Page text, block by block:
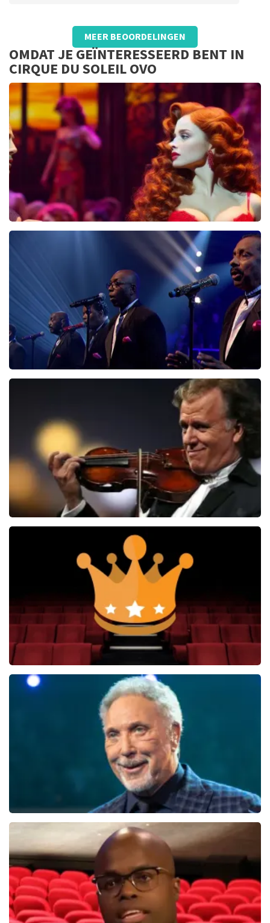
ook ontvangen. U bent gezien de review ook bij de
show geweest. Laat het ons weten via deze email. Met
vriendelijke groeten, Joost Topticketshop
Beoordeling van Anoniem overTopTicketShop
Prima geregeld.
Online verliep alles prima. Jammer dat zij niet zijn
aangesloten bij de waardebonnen van "nationale kunst
& cultuur cadeaukaart". Daar was ik wel voetstoots
vanuit gegaan. Hiermee geven zij dus aan geen kunst en
cultuur te verkopen.
De recensie is vertaald Origineel weergeven
MEER BEOORDELINGEN
OMDAT JE GEÏNTERESSEERD BENT IN
CIRQUE DU SOLEIL OVO
Pretty Woman
The Four Tops And Temptations
BEKIJKEN
5618+reviews
BEKIJKEN
Soldaat van Oranje
6649+reviews
Tom Jones
286+ reviews
BEKIJKEN